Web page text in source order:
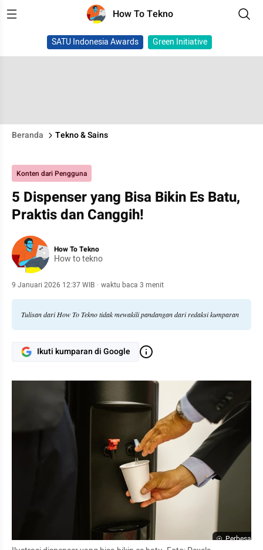
How To Tekno
SATU Indonesia Awards Green Initiative
Beranda Tekno & Sains
Konten dari Pengguna
5 Dispenser yang Bisa Bikin Es Batu,
Praktis dan Canggih!
How To Tekno
How to tekno
9 Januari 2026 12:37 WIB · waktu baca 3 menit
Tulisan dari How To Tekno tidak mewakili pandangan dari redaksi kumparan
Ikuti kumparan di Google
Perbesar